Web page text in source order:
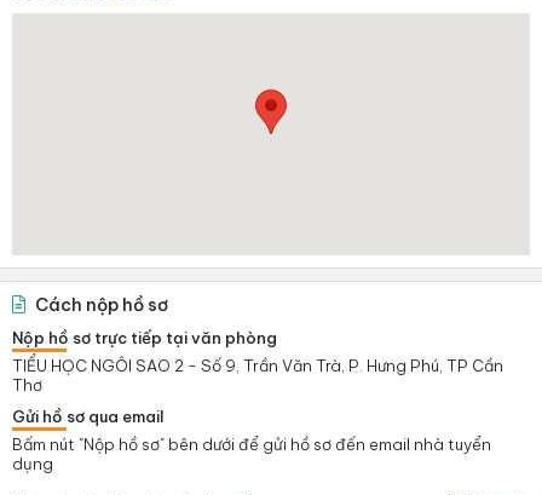
Cách nộp hồ sơ
Nộp hồ sơ trực tiếp tại văn phòng
TIỂU HỌC NGÔI SAO 2 - Số 9, Trần Văn Trà, P. Hưng Phú, TP Cần
Thơ
Gửi hồ sơ qua email
Bấm nút "Nộp hồ sơ" bên dưới để gửi hồ sơ đến email nhà tuyển
dụng